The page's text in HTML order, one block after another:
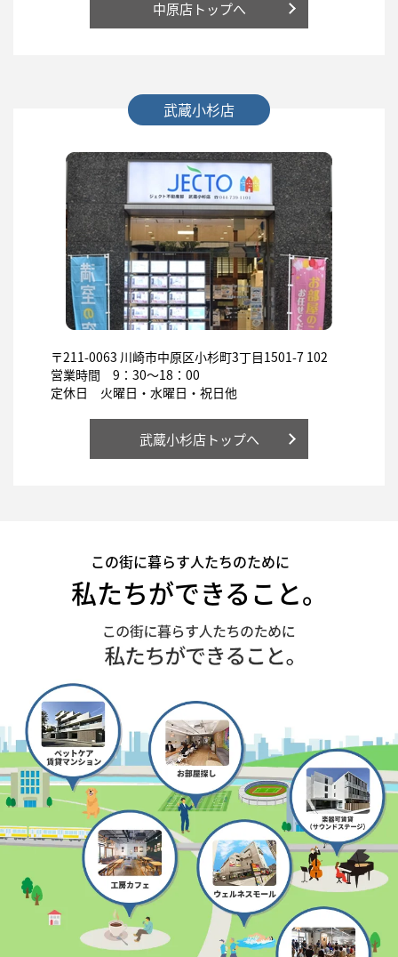
中原店トップへ
武蔵小杉店
〒211-0063 川崎市中原区小杉町3丁目1501-7 102
営業時間 9：30～18：00
定休日 火曜日・水曜日・祝日他
武蔵小杉店トップへ
この街に暮らす人たちのために
私たちができること。